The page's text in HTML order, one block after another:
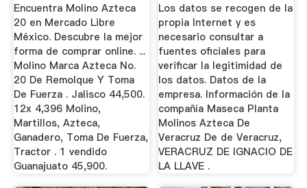
Encuentra Molino Azteca
20 en Mercado Libre
México. Descubre la mejor
forma de comprar online. ...
Molino Marca Azteca No.
20 De Remolque Y Toma
De Fuerza . Jalisco 44,500.
12x 4,396 Molino,
Martillos, Azteca,
Ganadero, Toma De Fuerza,
Tractor . 1 vendido
Guanajuato 45,900.
Los datos se recogen de la
propia Internet y es
necesario consultar a
fuentes oficiales para
verificar la legitimidad de
los datos. Datos de la
empresa. Información de la
compañía Maseca Planta
Molinos Azteca De
Veracruz De de Veracruz,
VERACRUZ DE IGNACIO DE
LA LLAVE .